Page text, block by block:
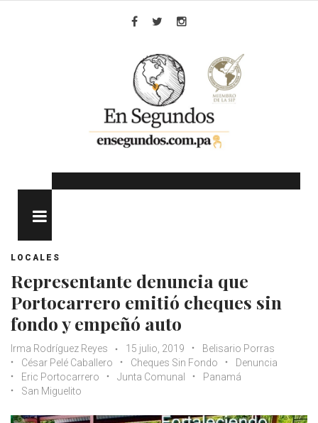
LOCALES
Representante denuncia que
Portocarrero emitió cheques sin
fondo y empeñó auto
Irma Rodríguez Reyes 15 julio, 2019
Belisario Porras
César Pelé Caballero
Cheques Sin Fondo
Denuncia
Eric Portocarrero
Junta Comunal
Panamá
San Miguelito